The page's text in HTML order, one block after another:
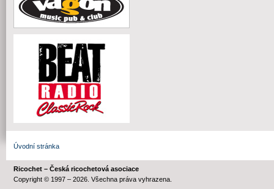
Úvodní stránka
Ricochet – Česká ricochetová asociace
Copyright © 1997 – 2026. Všechna práva vyhrazena.